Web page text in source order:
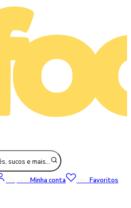
sucos e mais…
Olá, entre Minha conta Meus Favoritos